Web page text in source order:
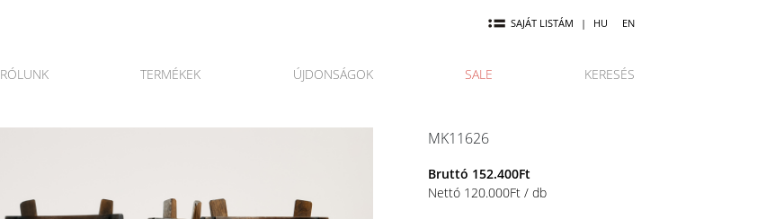
SAJÁT LISTÁM | HU EN
RÓLUNK TERMÉKEK ÚJDONSÁGOK SALE KERESÉS
MK11626
Bruttó 152.400Ft
Nettó 120.000Ft / db